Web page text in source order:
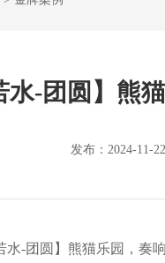
水-团圆】熊
发布：2024-11-
水-团圆】熊猫乐园，奏